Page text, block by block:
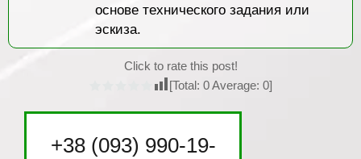
основе технического задания или
эскиза.
Click to rate this post!
[Total: 0Average: 0]
+38 (093) 990-19-